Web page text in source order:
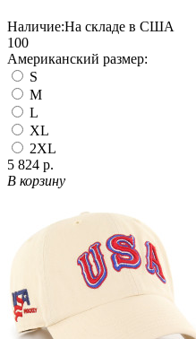
Наличие:На складе в США
100
Американский размер:
S
M
L
XL
2XL
5 824 р.
В корзину